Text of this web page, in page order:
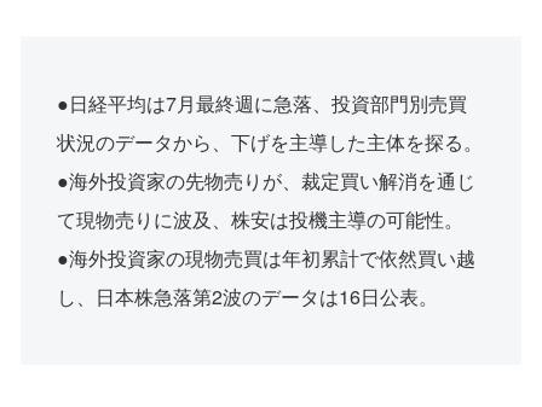
●日経平均は7月最終週に急落、投資部門別売買
状況のデータから、下げを主導した主体を探る。
●海外投資家の先物売りが、裁定買い解消を通じ
て現物売りに波及、株安は投機主導の可能性。
●海外投資家の現物売買は年初累計で依然買い越
し、日本株急落第2波のデータは16日公表。